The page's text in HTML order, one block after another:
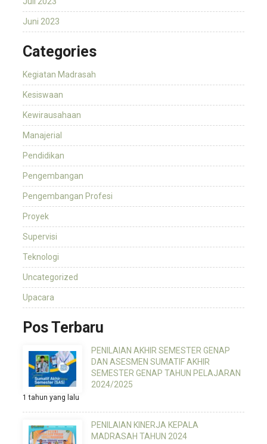
Juni 2023
Categories
Kegiatan Madrasah
Kesiswaan
Kewirausahaan
Manajerial
Pendidikan
Pengembangan
Pengembangan Profesi
Proyek
Supervisi
Teknologi
Uncategorized
Upacara
Pos Terbaru
PENILAIAN AKHIR SEMESTER GENAP
DAN ASESMEN SUMATIF AKHIR
SEMESTER GENAP TAHUN PELAJARAN
2024/2025
1 tahun yang lalu
PENILAIAN KINERJA KEPALA
MADRASAH TAHUN 2024